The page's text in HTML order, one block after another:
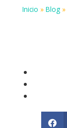
Inicio » Blog »